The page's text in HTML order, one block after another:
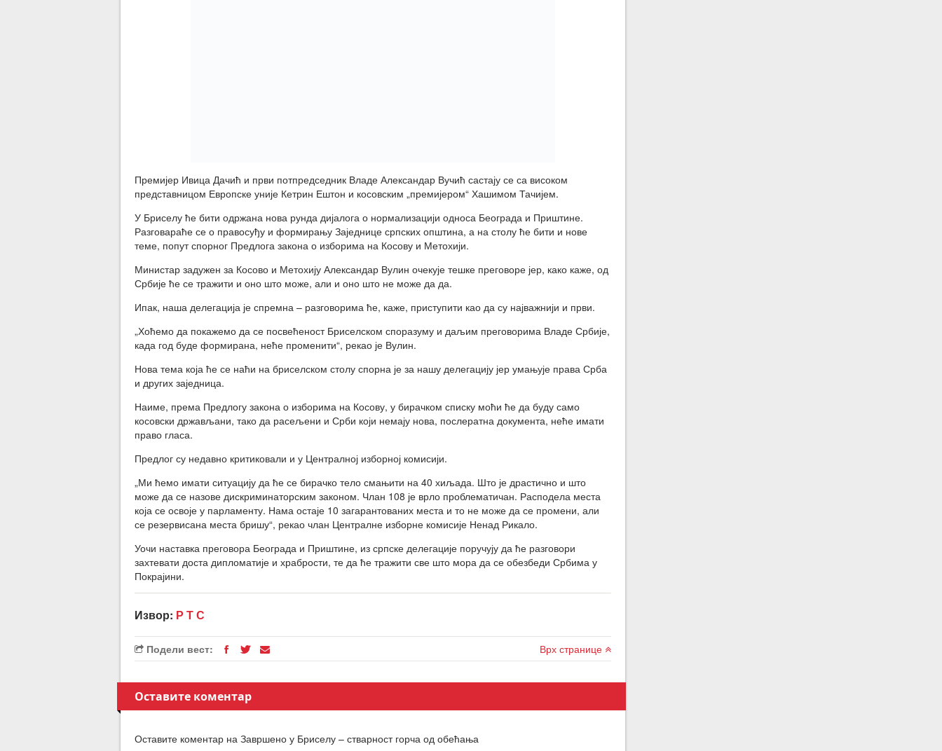
Премијер Ивица Дачић и први потпредседник Владе Александар Вучић састају се са високом
представницом Европске уније Кетрин Ештон и косовским „премијером“ Хашимом Тачијем.
У Бриселу ће бити одржана нова рунда дијалога о нормализацији односа Београда и Приштине.
Разговараће се о правосуђу и формирању Заједнице српских општина, а на столу ће бити и нове
теме, попут спорног Предлога закона о изборима на Косову и Метохији.
Министар задужен за Косово и Метохију Александар Вулин очекује тешке преговоре јер, како каже, од
Србије ће се тражити и оно што може, али и оно што не може да да.
Ипак, наша делегација је спремна – разговорима ће, каже, приступити као да су најважнији и први.
„Хоћемо да покажемо да се посвећеност Бриселском споразуму и даљим преговорима Владе Србије,
када год буде формирана, неће променити“, рекао је Вулин.
Нова тема која ће се наћи на бриселском столу спорна је за нашу делегацију јер умањује права Срба
и других заједница.
Наиме, према Предлогу закона о изборима на Косову, у бирачком списку моћи ће да буду само
косовски држављани, тако да расељени и Срби који немају нова, послератна документа, неће имати
право гласа.
Предлог су недавно критиковали и у Централној изборној комисији.
„Ми ћемо имати ситуацију да ће се бирачко тело смањити на 40 хиљада. Што је драстично и што
може да се назове дискриминаторским законом. Члан 108 је врло проблематичан. Расподела места
која се освоје у парламенту. Нама остаје 10 загарантованих места и то не може да се промени, али
се резервисана места бришу“, рекао члан Централне изборне комисије Ненад Рикало.
Уочи наставка преговора Београда и Приштине, из српске делегације поручују да ће разговори
захтевати доста дипломатије и храбрости, те да ће тражити све што мора да се обезбеди Србима у
Покрајини.
Извор: Р Т С
Подели вест: Врх странице
Оставите коментар
Оставите коментар на Завршено у Бриселу – стварност горча од обећања